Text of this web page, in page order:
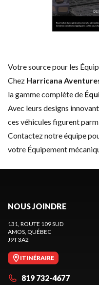
Votre source pour les
Chez Harricana
la gamme complète de
Avec leurs designs
ces véhicules figurent
Contactez notre équipe
votre Équipement
NOUS JOINDRE
131, ROUTE 109 SUD
AMOS, QUÉBEC
J9T 3A2
ITINÉRAIRE
819 732-4677